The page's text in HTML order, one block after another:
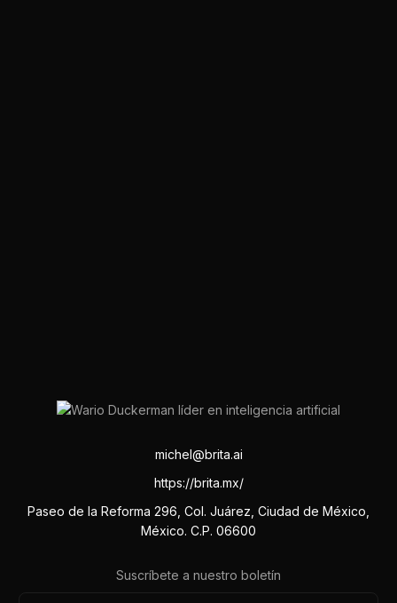
michel@brita.ai
https://brita.mx/
Paseo de la Reforma 296, Col. Juárez, Ciudad de México,
México. C.P. 06600
Suscríbete a nuestro boletín